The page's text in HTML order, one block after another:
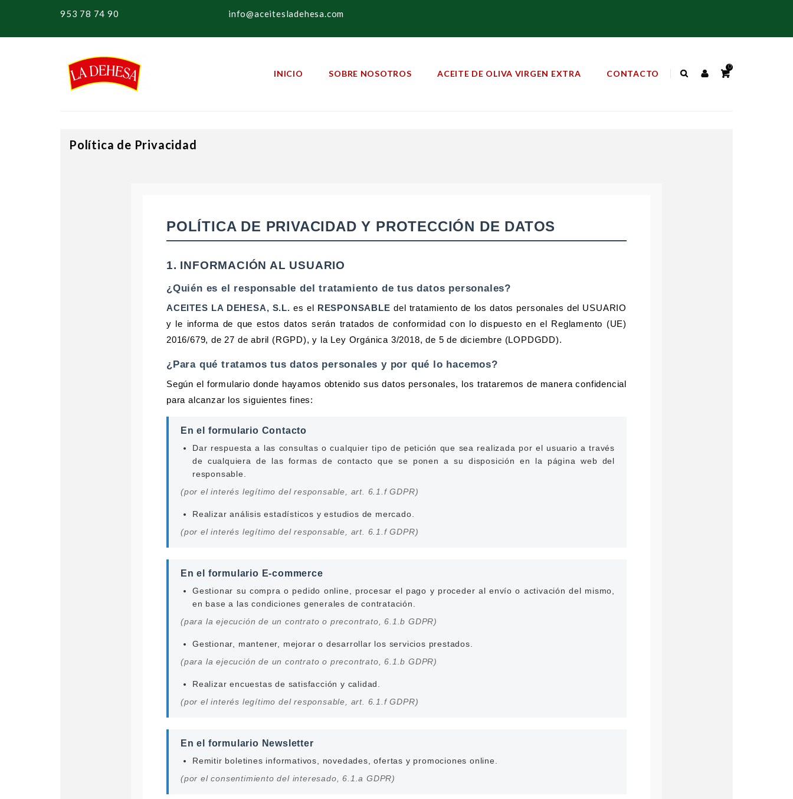
953 78 74 90 info@aceitesladehesa.com
0
INICIO SOBRE NOSOTROS ACEITE DE OLIVA VIRGEN EXTRA CONTACTO
Política de Privacidad
POLÍTICA DE PRIVACIDAD Y PROTECCIÓN DE DATOS
1. INFORMACIÓN AL USUARIO
¿Quién es el responsable del tratamiento de tus datos personales?
ACEITES LA DEHESA, S.L. es el RESPONSABLE del tratamiento de los datos personales del USUARIO
y le informa de que estos datos serán tratados de conformidad con lo dispuesto en el Reglamento (UE)
2016/679, de 27 de abril (RGPD), y la Ley Orgánica 3/2018, de 5 de diciembre (LOPDGDD).
¿Para qué tratamos tus datos personales y por qué lo hacemos?
Según el formulario donde hayamos obtenido sus datos personales, los trataremos de manera confidencial
para alcanzar los siguientes fines:
En el formulario Contacto
Dar respuesta a las consultas o cualquier tipo de petición que sea realizada por el usuario a través
de cualquiera de las formas de contacto que se ponen a su disposición en la página web del
responsable.
(por el interés legítimo del responsable, art. 6.1.f GDPR)
Realizar análisis estadísticos y estudios de mercado.
(por el interés legítimo del responsable, art. 6.1.f GDPR)
En el formulario E-commerce
Gestionar su compra o pedido online, procesar el pago y proceder al envío o activación del mismo,
en base a las condiciones generales de contratación.
(para la ejecución de un contrato o precontrato, 6.1.b GDPR)
Gestionar, mantener, mejorar o desarrollar los servicios prestados.
(para la ejecución de un contrato o precontrato, 6.1.b GDPR)
Realizar encuestas de satisfacción y calidad.
(por el interés legítimo del responsable, art. 6.1.f GDPR)
En el formulario Newsletter
Remitir boletines informativos, novedades, ofertas y promociones online.
(por el consentimiento del interesado, 6.1.a GDPR)